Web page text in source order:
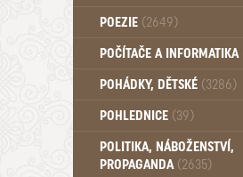
POEZIE (2649)
POČÍTAČE A INFORMATIKA
POHÁDKY, DĚTSKÉ (3286)
Pro děti a mládež (2882)
Pohádky, Dětské - Od roku
POHLEDNICE (39)
POLITIKA, NÁBOŽENSTVÍ,
PROPAGANDA (2635)